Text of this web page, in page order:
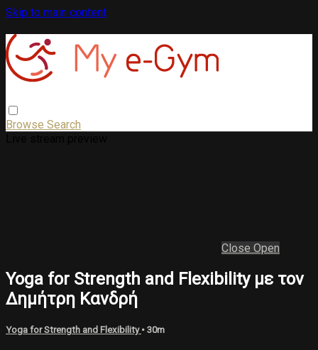
Skip to main content
Browse Search
Close Open
Yoga for Strength and Flexibility με τον
Δημήτρη Κανδρή
Yoga for Strength and Flexibility • 30m